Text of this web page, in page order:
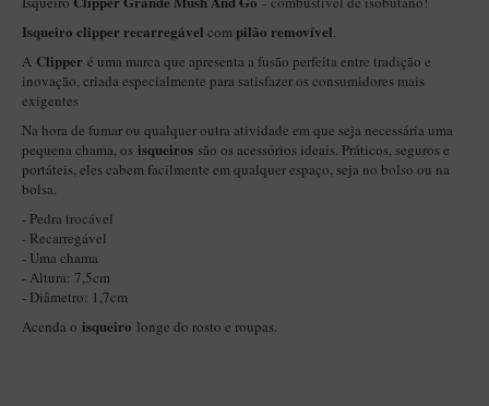
Itália Encerado
Maestro Nacional
Maestro Nacional Encerado
Caboclo - 7 Voltas
Cachimbeco
Fiore
Giovanni
Isqueiro clipper recarregável com pilão removível.
A Clipper é uma marca que apresenta a fusão perfeita entre tradição e
inovação, criada especialmente para satisfazer os consumidores mais
exigentes
Na hora de fumar ou qualquer outra atividade em que seja necessária uma
pequena chama, os isqueiros são os acessórios ideais. Práticos, seguros e
portáteis, eles cabem facilmente em qualquer espaço, seja no bolso ou na
bolsa.
- Pedra trocável
- Recarregável
- Uma chama
- Altura: 7,5cm
- Diâmetro: 1,7cm
Acenda o isqueiro longe do rosto e roupas.